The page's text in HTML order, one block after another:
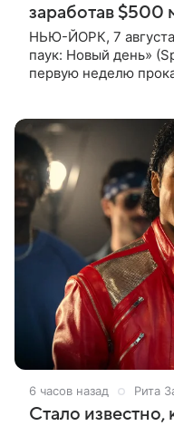
заработав $500
НЬЮ-ЙОРК, 7
паук: Новый день»
первую неделю
6 часов назад Рита
Стало известно,